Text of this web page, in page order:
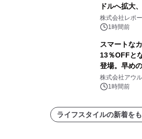
ドルへ拡大
センター・
速
株式会社レポ
1時間前
スマートな
13％OFFと
登場。早め
大人の冬旅
苑 別邸ふう
株式会社アウ
1時間前
ライフスタイルの新着を